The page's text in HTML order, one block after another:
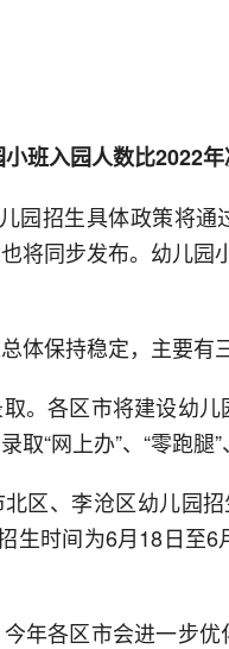
班入园人数比2022
园招生具体政策将通
将同步发布。幼儿
体保持稳定，主要有
。各区市将建设幼
“网上办”、“零跑腿”
区、李沧区幼儿园
生时间为6月18日至
年各区市会进一步